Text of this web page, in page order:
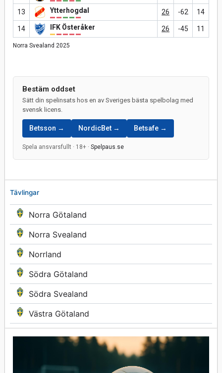
Tävlingar
Norra Götaland
Norra Svealand
Norrland
Södra Götaland
Södra Svealand
Västra Götaland
13 Ytterhogdal 26 -62 14
14 IFK Österåker 26 -45 11
Norra Svealand 2025
Bestäm oddset
Sätt din spelinsats hos en av Sveriges bästa spelbolag med
svensk licens.
Betsson → NordicBet → Betsafe →
Spela ansvarsfullt · 18+ · Spelpaus.se